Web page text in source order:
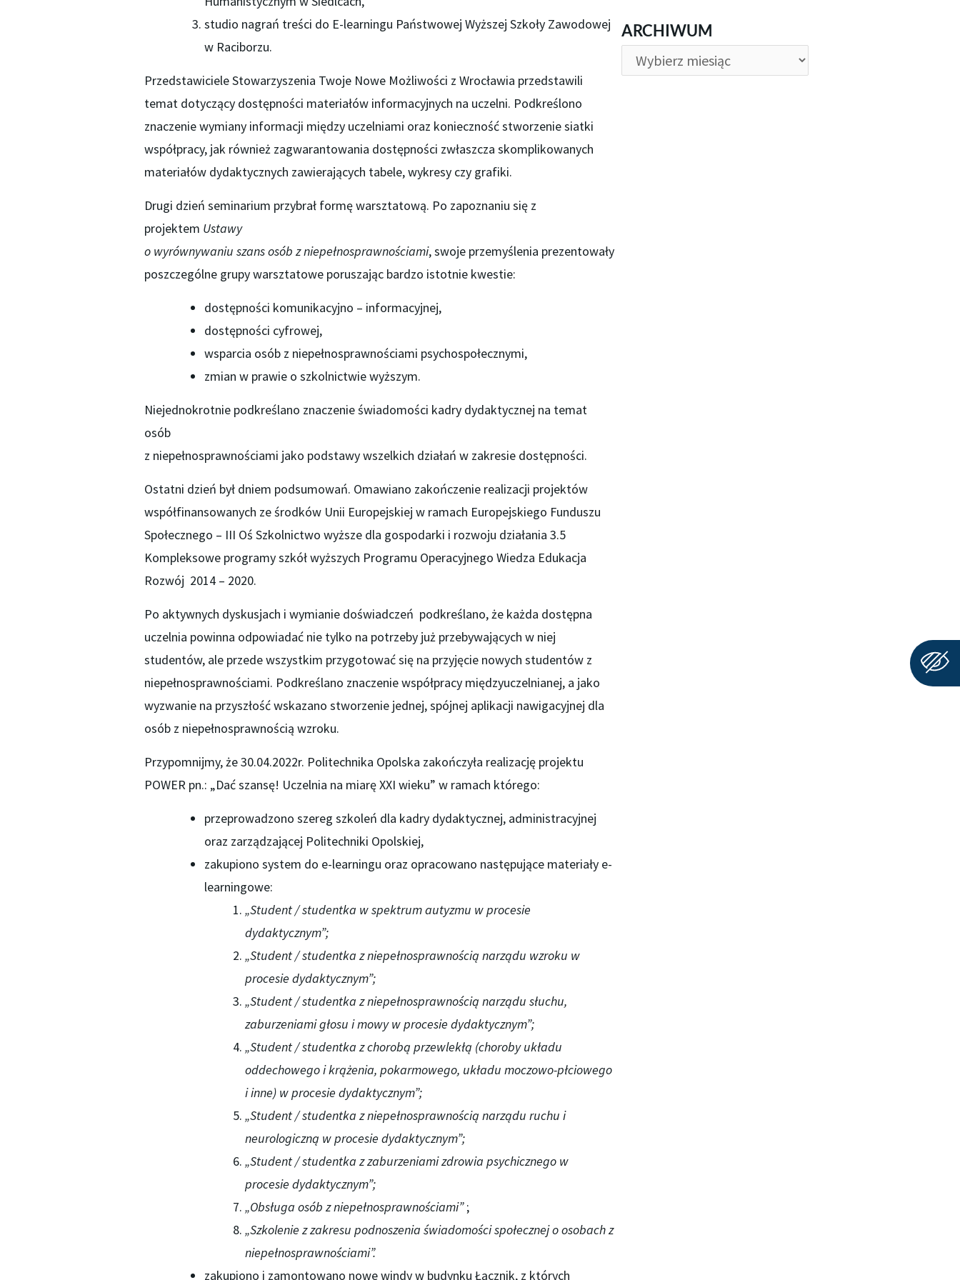
studio nagrań treści do E-learningu Państwowej Wyższej Szkoły Zawodowej
w Raciborzu.
Przedstawiciele Stowarzyszenia Twoje Nowe Możliwości z Wrocławia przedstawili
temat dotyczący dostępności materiałów informacyjnych na uczelni. Podkreślono
znaczenie wymiany informacji między uczelniami oraz konieczność stworzenie siatki
współpracy, jak również zagwarantowania dostępności zwłaszcza skomplikowanych
materiałów dydaktycznych zawierających tabele, wykresy czy grafiki.
Drugi dzień seminarium przybrał formę warsztatową. Po zapoznaniu się z
projektem Ustawy
o wyrównywaniu szans osób z niepełnosprawnościami, swoje przemyślenia prezentowały
poszczególne grupy warsztatowe poruszając bardzo istotnie kwestie:
dostępności komunikacyjno – informacyjnej,
dostępności cyfrowej,
wsparcia osób z niepełnosprawnościami psychospołecznymi,
zmian w prawie o szkolnictwie wyższym.
Niejednokrotnie podkreślano znaczenie świadomości kadry dydaktycznej na temat
osób
z niepełnosprawnościami jako podstawy wszelkich działań w zakresie dostępności.
Ostatni dzień był dniem podsumowań. Omawiano zakończenie realizacji projektów
współfinansowanych ze środków Unii Europejskiej w ramach Europejskiego Funduszu
Społecznego – III Oś Szkolnictwo wyższe dla gospodarki i rozwoju działania 3.5
Kompleksowe programy szkół wyższych Programu Operacyjnego Wiedza Edukacja
Rozwój 2014 – 2020.
Po aktywnych dyskusjach i wymianie doświadczeń podkreślano, że każda dostępna
uczelnia powinna odpowiadać nie tylko na potrzeby już przebywających w niej
studentów, ale przede wszystkim przygotować się na przyjęcie nowych studentów z
niepełnosprawnościami. Podkreślano znaczenie współpracy międzyuczelnianej, a jako
wyzwanie na przyszłość wskazano stworzenie jednej, spójnej aplikacji nawigacyjnej dla
osób z niepełnosprawnością wzroku.
Przypomnijmy, że 30.04.2022r. Politechnika Opolska zakończyła realizację projektu
POWER pn.: „Dać szansę! Uczelnia na miarę XXI wieku” w ramach którego:
przeprowadzono szereg szkoleń dla kadry dydaktycznej, administracyjnej
oraz zarządzającej Politechniki Opolskiej,
zakupiono system do e-learningu oraz opracowano następujące materiały e-
learningowe:
„Student / studentka w spektrum autyzmu w procesie
dydaktycznym”;
„Student / studentka z niepełnosprawnością narządu wzroku w
procesie dydaktycznym”;
„Student / studentka z niepełnosprawnością narządu słuchu,
zaburzeniami głosu i mowy w procesie dydaktycznym”;
„Student / studentka z chorobą przewlekłą (choroby układu
oddechowego i krążenia, pokarmowego, układu moczowo-płciowego
i inne) w procesie dydaktycznym”;
„Student / studentka z niepełnosprawnością narządu ruchu i
neurologiczną w procesie dydaktycznym”;
„Student / studentka z zaburzeniami zdrowia psychicznego w
procesie dydaktycznym”;
„Obsługa osób z niepełnosprawnościami”;
„Szkolenie z zakresu podnoszenia świadomości społecznej o osobach z
niepełnosprawnościami”.
zakupiono i zamontowano nowe windy w budynku Łącznik, z których
ARCHIWUM
ARCHIWUM